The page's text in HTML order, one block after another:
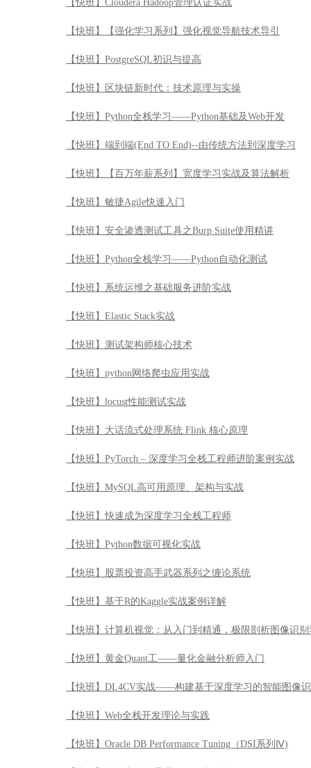
【快班】端到端(End TO End)--由传统方法到深度学习
【快班】【百万年薪系列】宽度学习实战及算法解析
【快班】敏捷Agile快速入门
【快班】安全渗透测试工具之Burp Suite使用精讲
【快班】Python全栈学习——Python自动化测试
【快班】系统运维之基础服务进阶实战
【快班】Elastic Stack实战
【快班】测试架构师核心技术
【快班】python网络爬虫应用实战
【快班】locust性能测试实战
【快班】大话流式处理系统 Flink 核心原理
【快班】PyTorch – 深度学习全栈工程师进阶案例实战
【快班】MySQL高可用原理、架构与实战
【快班】快速成为深度学习全栈工程师
【快班】Python数据可视化实战
【快班】股票投资高手武器系列之缠论系统
【快班】基于R的Kaggle实战案例详解
【快班】计算机视觉：从入门到精通，极限剖析图像识
【快班】黄金Quant工——量化金融分析师入门
【快班】DL4CV实战——构建基于深度学习的智能图像
【快班】Web全栈开发理论与实践
【快班】Oracle DB Performance Tuning（DSI系列Ⅳ)
【快班】精准安防场景理解及语义分割
【快班】【免费公开课】Python 的安装与部署
【快班】计算机视觉算法详解与实战开发
【快班】Python金融业数据化运营实战
【快班】人脸识别精准安防讲习班